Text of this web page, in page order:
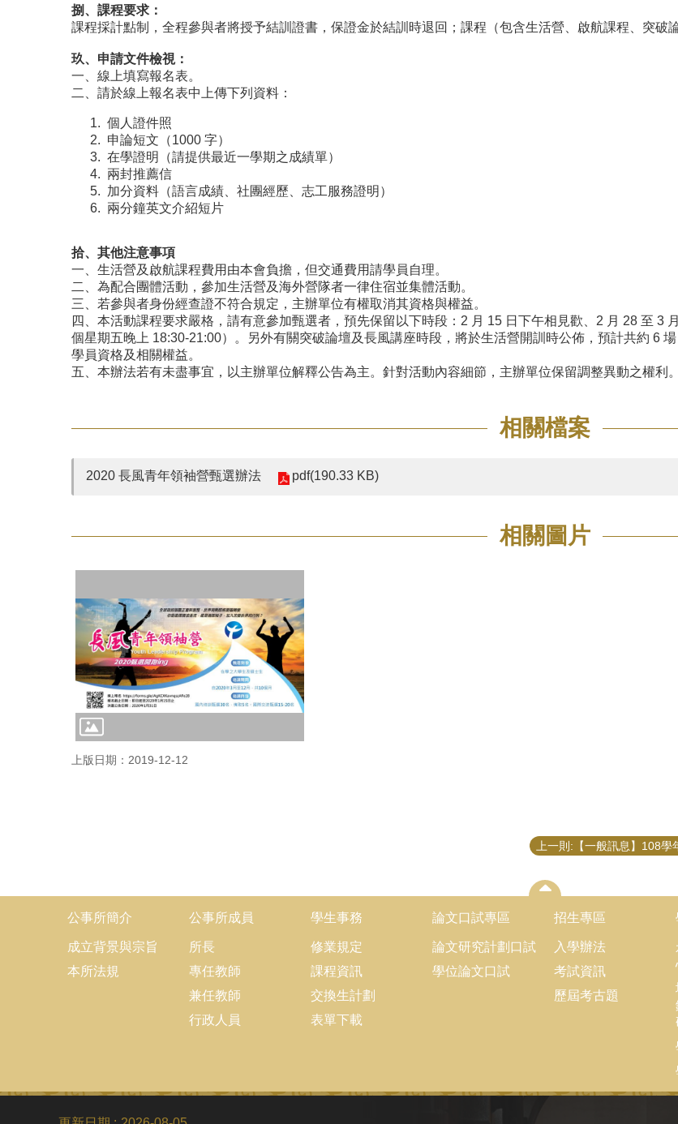
捌、課程要求：
課程採計點制，全程參與者將授予結訓證書，保證金於結訓時退回；課程（包含生活營、啟航課程、突破
玖、申請文件檢視：
一、線上填寫報名表。
二、請於線上報名表中上傳下列資料：
個人證件照
申論短文（1000 字）
在學證明（請提供最近一學期之成績單）
兩封推薦信
加分資料（語言成績、社團經歷、志工服務證明）
兩分鐘英文介紹短片
拾、其他注意事項
一、生活營及啟航課程費用由本會負擔，但交通費用請學員自理。
二、為配合團體活動，參加生活營及海外營隊者一律住宿並集體活動。
三、若參與者身份經查證不符合規定，主辦單位有權取消其資格與權益。
四、本活動課程要求嚴格，請有意參加甄選者，預先保留以下時段：2 月 15 日下午相見歡、2 月 28 至 3
個星期五晚上 18:30-21:00）。另外有關突破論壇及長風講座時段，將於生活營開訓時公佈，預計共約 6
學員資格及相關權益。
五、本辦法若有未盡事宜，以主辦單位解釋公告為主。針對活動內容細節，主辦單位保留調整異動之權利
相關檔案
2020 長風青年領袖營甄選辦法 pdf(190.33 KB)
相關圖片
上版日期：2019-12-12
公事所簡介
成立背景與宗旨
本所法規
公事所成員
所長
專任教師
兼任教師
行政人員
學生事務
修業規定
課程資訊
交換生計劃
表單下載
論文口試專區
論文研究計劃口試
學位論文口試
招生專區
入學辦法
考試資訊
歷屆考古題